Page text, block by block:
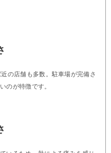
の店舗も多数。駐車場が完備さ
のが特徴です。